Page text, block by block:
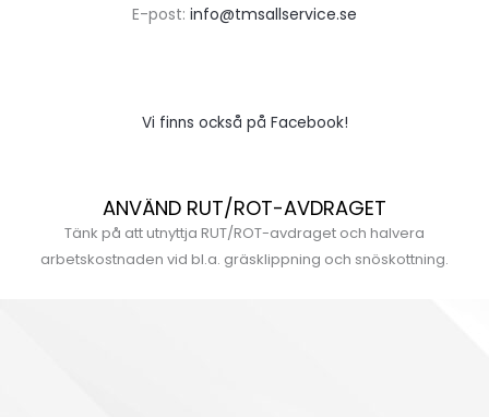
E-post: info@tmsallservice.se
Vi finns också på Facebook!
ANVÄND RUT/ROT-AVDRAGET
Tänk på att utnyttja RUT/ROT-avdraget och halvera
arbetskostnaden vid bl.a. gräsklippning och snöskottning.